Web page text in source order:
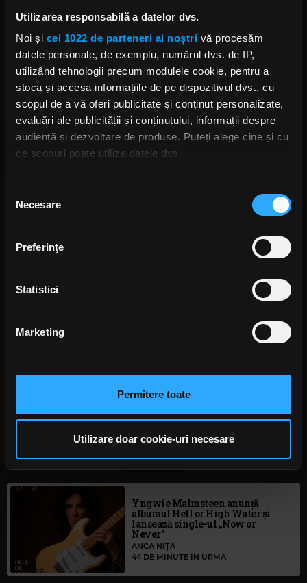
Utilizarea responsabilă a datelor dvs.
Noi și cei 1022 de parteneri ai noștri vă procesăm
datele personale, de exemplu, numărul dvs. de IP,
utilizând tehnologii precum modulele cookie, pentru a
stoca și accesa informațiile de pe dispozitivul dvs., cu
scopul de a vă oferi publicitate și conținut personalizate,
evaluări ale publicității și conținutului, informații despre
audiență și dezvoltare de produse. Puteți alege cine și cu
ce scopuri poate utiliza datele dvs.
Să colectăm informațiile cu privire la locația dvs.
Să vă identificăm dispozitivul scanândul-l în mod
activ după caracteristici specifice (amprentare)
dvs. personale și configurați-vă preferințele la
secțiunea
anunțurile, pentru a oferi funcții de rețele sociale și pentru
a analiza traficul. De asemenea, le oferim partenerilor de
privire la modul în care folosiți site-ul nostru. Aceștia le
pot combina cu alte informații oferite de dvs. sau culese
în urma folosirii serviciilor lor. În cazul în care alegeți să
continuați să utilizați website-ul nostru, sunteți de acord
cu utilizarea modulelor noastre cookie.
consimțământului
Necesare
Preferinţe
Statistici
Marketing
Permitere toate
Utilizare doar cookie-uri necesare
Foto:Arhiva RockFM
EVANESCENCE THE BITTER TRUTH MELODIE NOUA EVANESCENCE
WASTED ON YOU EVANESCENCE
Rock News
Yngwie Malmsteen anunță
albumul Hell or High Water și
lansează single-ul „Now or
Never”
ANCA NIȚĂ
44 DE MINUTE ÎN URMĂ